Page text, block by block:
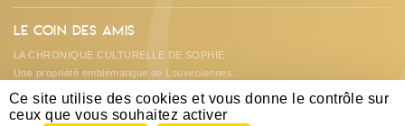
Ce site utilise des cookies et vous donne le contrôle sur
ceux que vous souhaitez activer
Le coin des amis
LA CHRONIQUE CULTURELLE DE SOPHIE
Une propriété emblématique de Louveciennes...
L'ASSOCIATION REND DES COMPTES...